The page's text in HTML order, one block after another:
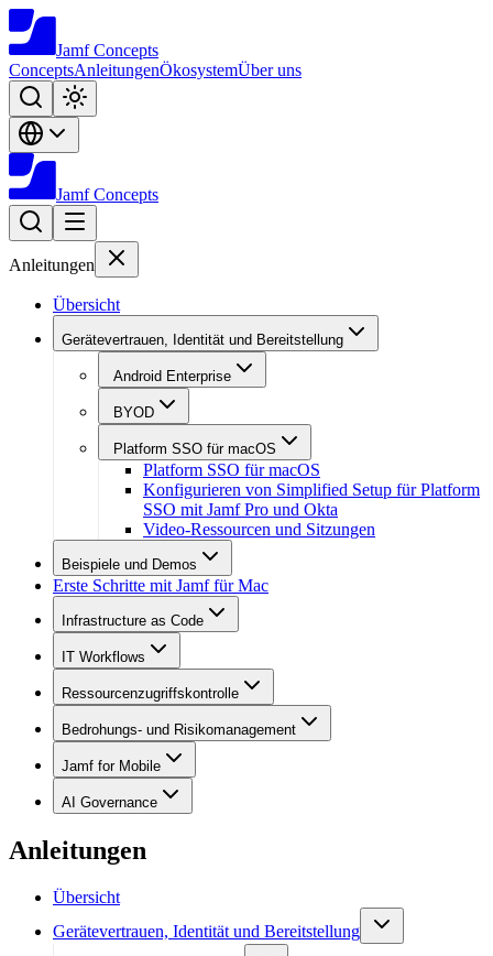
Jamf Concepts
ConceptsAnleitungenÖkosystemÜber uns
Jamf Concepts
Anleitungen
Übersicht
Gerätevertrauen, Identität und Bereitstellung
Android Enterprise
BYOD
Platform SSO für macOS
Platform SSO für macOS
Konfigurieren von Simplified Setup für Platform
SSO mit Jamf Pro und Okta
Video-Ressourcen und Sitzungen
Beispiele und Demos
Erste Schritte mit Jamf für Mac
Infrastructure as Code
IT Workflows
Ressourcenzugriffskontrolle
Bedrohungs- und Risikomanagement
Jamf for Mobile
AI Governance
Anleitungen
Übersicht
Gerätevertrauen, Identität und Bereitstellung